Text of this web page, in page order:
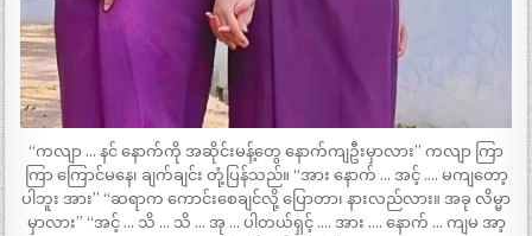
“ကလျာ … နင် နောက်ကို အဆိုင်းမန့်တွေ နောက်ကျဦးမှာလား” ကလျာ ကြာ
ကြာ ကြောင်မနေ၊ ချက်ချင်း တုံ့ပြန်သည်။ “အား နောက် … အင့် …. မကျတော့
ပါဘူး အား” “ဆရာက ကောင်းစေချင်လို့ ပြောတာ၊ နားလည်လား။ အခု လိမ္မာ
မှာလား” “အင့် … သိ … သိ … အု … ပါတယ်ရှင့် …. အား …. နောက် … ကျမ အာ့